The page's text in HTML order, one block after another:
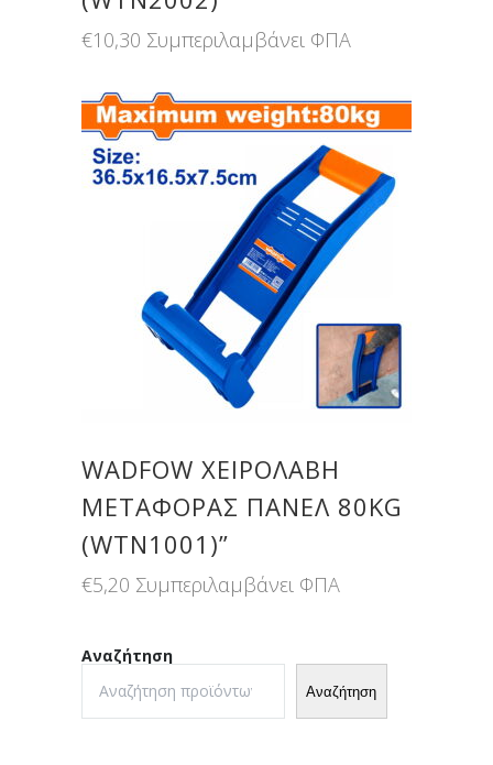
€10,30 Συμπεριλαμβάνει ΦΠΑ
WADFOW ΧΕΙΡΟΛΑΒΗ
ΜΕΤΑΦΟΡΑΣ ΠΑΝΕΛ 80KG
(WTN1001)”
€5,20 Συμπεριλαμβάνει ΦΠΑ
Αναζήτηση
Αναζήτηση